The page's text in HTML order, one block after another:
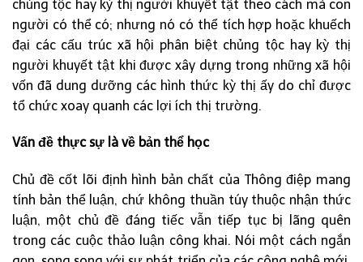
chủng tộc hay kỳ thị người khuyết tật theo cách mà con
người có thể có; nhưng nó có thể tích hợp hoặc khuếch
đại các cấu trúc xã hội phân biệt chủng tộc hay kỳ thị
người khuyết tật khi được xây dựng trong những xã hội
vốn đã dung dưỡng các hình thức kỳ thị ấy do chỉ được
tổ chức xoay quanh các lợi ích thị trường.
Vấn đề thựcsự là về bản thể học
Chủ đề cốt lõi định hình bản chất của Thông điệp mang
tính bản thể luận, chứ không thuần túy thuộc nhận thức
luận, một chủ đề đáng tiếc vẫn tiếp tục bị lãng quên
trong các cuộc thảo luận công khai. Nói một cách ngắn